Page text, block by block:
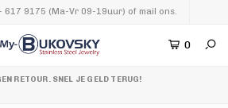
617 9175 (Ma-Vr 09-19uur) of mail ons.
0
RETOUR. SNEL JE GELD TERUG!